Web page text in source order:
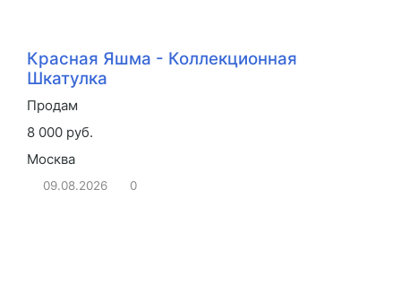
Красная Яшма - Коллекционная
Шкатулка
Продам
8 000 руб.
Москва
09.08.2026 0